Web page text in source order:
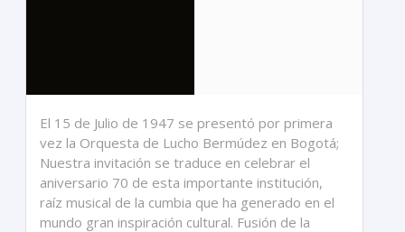
El 15 de Julio de 1947 se presentó por primera
vez la Orquesta de Lucho Bermúdez en Bogotá;
Nuestra invitación se traduce en celebrar el
aniversario 70 de esta importante institución,
raíz musical de la cumbia que ha generado en el
mundo gran inspiración cultural. Fusión de la